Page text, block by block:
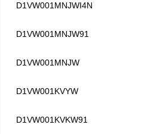
D1VW001MNJWI4N
D1VW001MNJW91
D1VW001MNJW
D1VW001KVYW
D1VW001KVKW91